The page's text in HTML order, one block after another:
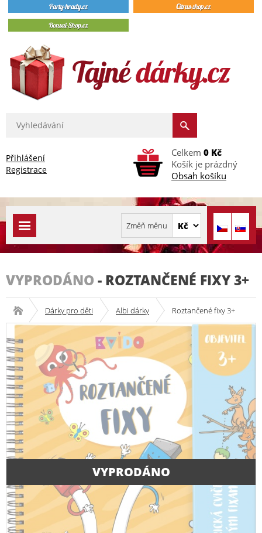
Přihlášení
Registrace
Celkem 0 Kč
Košík je prázdný
Obsah košíku
VYPRODÁNO - ROZTANČENÉ FIXY 3+
Dárky pro děti Albi dárky Roztančené fixy 3+
VYPRODÁNO